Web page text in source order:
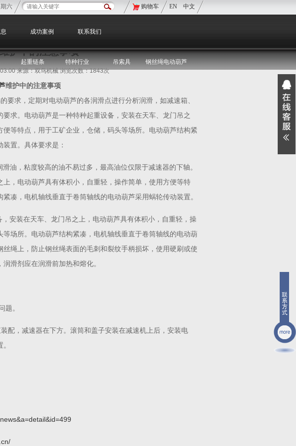
六 购物车 EN 中文
成功案例 联系我们
起重链条 特种行业 吊索具 钢丝绳电动葫芦
您现在的位置：双鸟首页>双鸟资讯>媒体聚焦
护中的注意事项
来源：双鸟机械 浏览次数：1843次
维护中的注意事项
要求，定期对电动葫芦的各润滑点进行分析润滑，如减速箱、
求。电动葫芦是一种特种起重设备，安装在天车、龙门吊之
等特点，用于工矿企业，仓储，码头等场所。电动葫芦结构紧
置。具体要求是：
油，粘度较高的油不易过多，最高油位仅限于减速器的下轴。
，电动葫芦具有体积小，自重轻，操作简单，使用方便等特
凑，电机轴线垂直于卷筒轴线的电动葫芦采用蜗轮传动装置。
安装在天车、龙门吊之上，电动葫芦具有体积小，自重轻，操
场所。电动葫芦结构紧凑，电机轴线垂直于卷筒轴线的电动葫
绳上，防止钢丝绳表面的毛刺和裂纹手柄损坏，使用硬刷或使
滑剂应在润滑前加热和熔化。
题。
配，减速器在下方。滚筒和盖子安装在减速机上后，安装电